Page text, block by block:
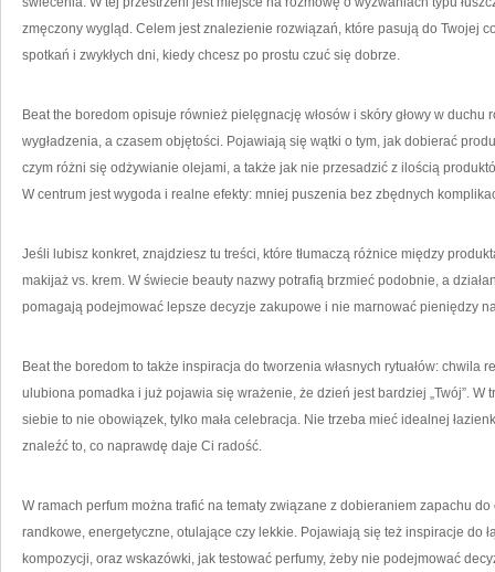
zmęczony wygląd. Celem jest znalezienie rozwiązań, które pasują do Twojej
spotkań i zwykłych dni, kiedy chcesz po prostu czuć się dobrze.
Beat the boredom opisuje również pielęgnację włosów i skóry głowy w duchu
wygładzenia, a czasem objętości. Pojawiają się wątki o tym, jak dobierać
czym różni się odżywianie olejami, a także jak nie przesadzić z ilością
W centrum jest wygoda i realne efekty: mniej puszenia bez zbędnych
Jeśli lubisz konkret, znajdziesz tu treści, które tłumaczą różnice między
makijaż vs. krem. W świecie beauty nazwy potrafią brzmieć podobnie, a
pomagają podejmować lepsze decyzje zakupowe i nie marnować pieniędzy
Beat the boredom to także inspiracja do tworzenia własnych rytuałów: chwila
ulubiona pomadka i już pojawia się wrażenie, że dzień jest bardziej „Twój”. W
siebie to nie obowiązek, tylko mała celebracja. Nie trzeba mieć idealnej
znaleźć to, co naprawdę daje Ci radość.
W ramach perfum można trafić na tematy związane z dobieraniem zapachu
randkowe, energetyczne, otulające czy lekkie. Pojawiają się też inspiracje do
kompozycji, oraz wskazówki, jak testować perfumy, żeby nie podejmować